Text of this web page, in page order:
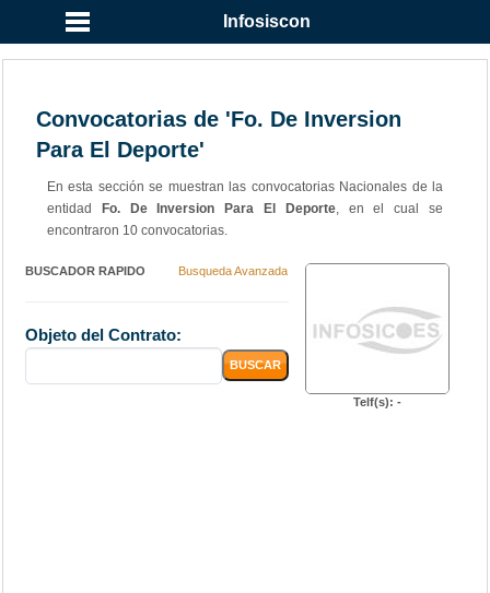
Infosiscon
Convocatorias de 'Fo. De Inversion
Para El Deporte'
En esta sección se muestran las convocatorias Nacionales de la
entidad
Fo. De Inversion Para El Deporte, en el cual se
encontraron 10 convocatorias.
BUSCADOR RAPIDO Busqueda Avanzada
Objeto del Contrato:
Telf(s): -